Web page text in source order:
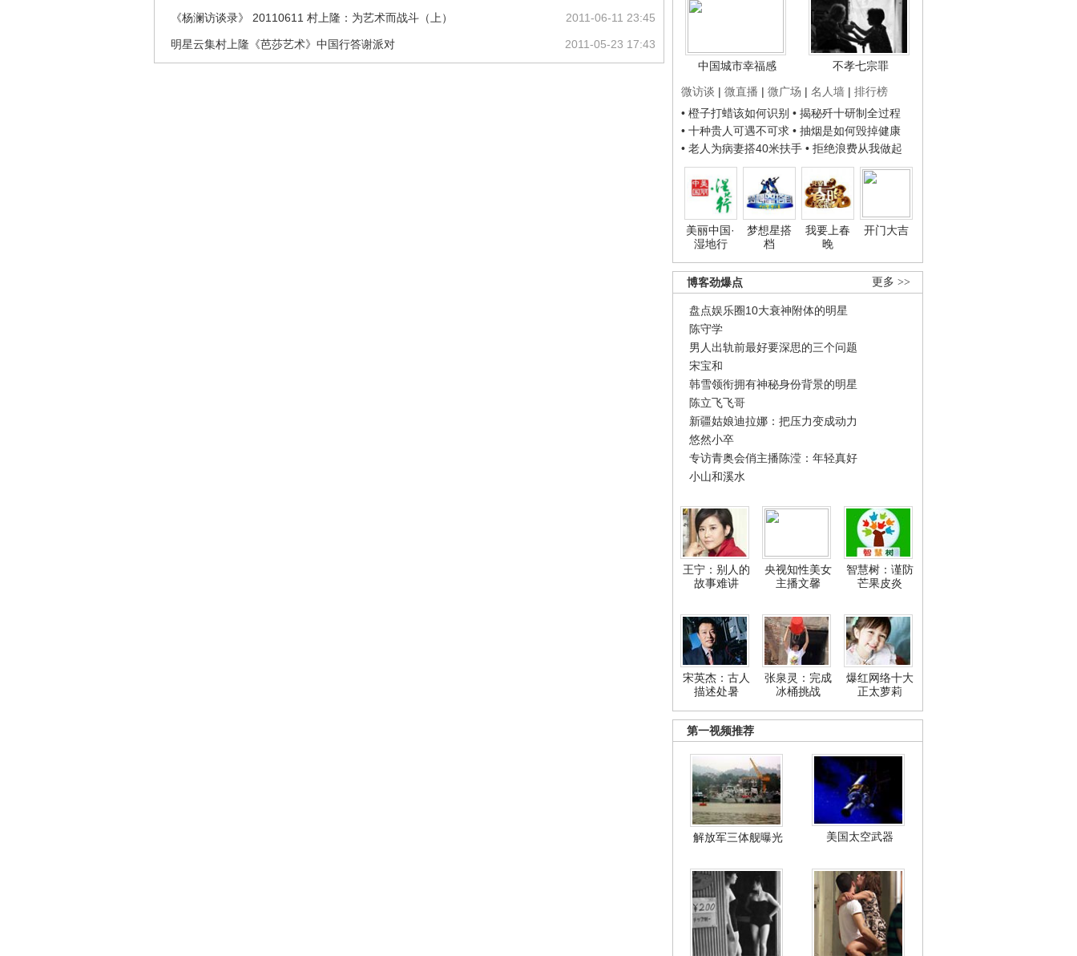
中国城市幸福感
不孝七宗罪
微访谈 | 微直播 | 微广场 | 名人墙 | 排行榜
• 橙子打蜡该如何识别 • 揭秘歼十研制全过程
• 十种贵人可遇不可求 • 抽烟是如何毁掉健康
• 老人为病妻搭40米扶手 • 拒绝浪费从我做起
美丽中国·
湿地行
梦想星搭
档
我要上春
晚
开门大吉
更多 >>
博客劲爆点
盘点娱乐圈10大衰神附体的明星
陈守学
男人出轨前最好要深思的三个问题
宋宝和
韩雪领衔拥有神秘身份背景的明星
陈立飞飞哥
新疆姑娘迪拉娜：把压力变成动力
悠然小卒
专访青奥会俏主播陈滢：年轻真好
小山和溪水
王宁：别人的
故事难讲
央视知性美女
主播文馨
智慧树：谨防
芒果皮炎
宋英杰：古人
描述处暑
张泉灵：完成
冰桶挑战
爆红网络十大
正太萝莉
第一视频推荐
解放军三体舰曝光 美国太空武器
2011-06-11 23:45
《杨澜访谈录》 20110611 村上隆：为艺术而战斗（上）
2011-05-23 17:43
明星云集村上隆《芭莎艺术》中国行答谢派对